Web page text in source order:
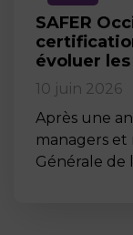
SAFER
évoluer
10 juin 2026
Après une
managers et
Générale de